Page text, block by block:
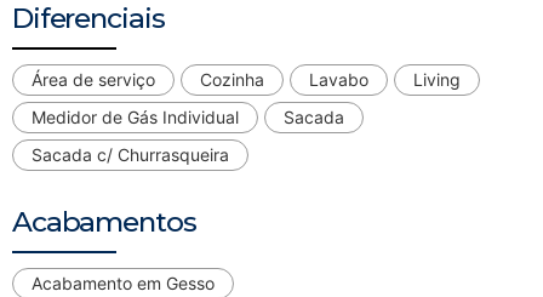
Diferenciais
Área de serviço Cozinha Lavabo
Living
Medidor de Gás Individual
Sacada
Sacada c/ Churrasqueira
Acabamentos
Acabamento em Gesso